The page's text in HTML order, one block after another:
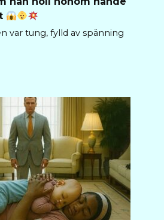
var tung, fylld av spänning